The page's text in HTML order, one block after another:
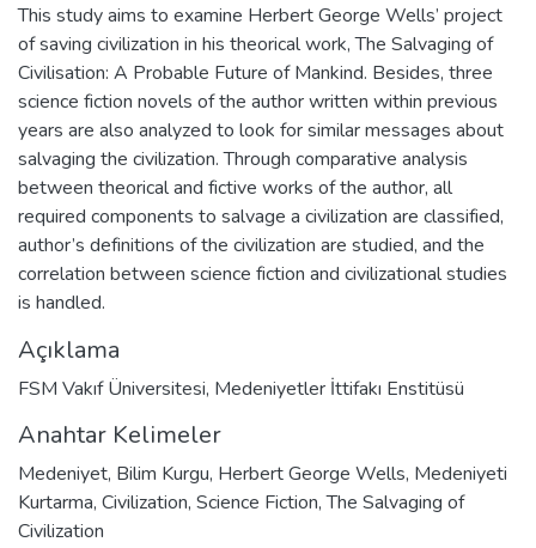
This study aims to examine Herbert George Wells’ project
of saving civilization in his theorical work, The Salvaging of
Civilisation: A Probable Future of Mankind. Besides, three
science fiction novels of the author written within previous
years are also analyzed to look for similar messages about
salvaging the civilization. Through comparative analysis
between theorical and fictive works of the author, all
required components to salvage a civilization are classified,
author’s definitions of the civilization are studied, and the
correlation between science fiction and civilizational studies
is handled.
Açıklama
FSM Vakıf Üniversitesi, Medeniyetler İttifakı Enstitüsü
Anahtar Kelimeler
Medeniyet, Bilim Kurgu, Herbert George Wells, Medeniyeti
Kurtarma, Civilization, Science Fiction,The Salvaging of
Civilization